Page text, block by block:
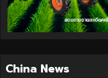
China News